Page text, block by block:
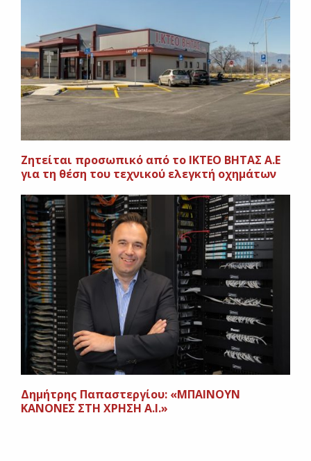
Ζητείται προσωπικό από το ΙΚΤΕΟ ΒΗΤΑΣ Α.Ε
για τη θέση του τεχνικού ελεγκτή οχημάτων
Δημήτρης Παπαστεργίου: «ΜΠΑΙΝΟΥΝ
ΚΑΝΟΝΕΣ ΣΤΗ ΧΡΗΣΗ Α.Ι.»